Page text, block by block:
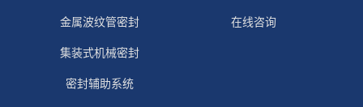
金属波纹管密封
集装式机械密封
密封辅助系统
在线咨询